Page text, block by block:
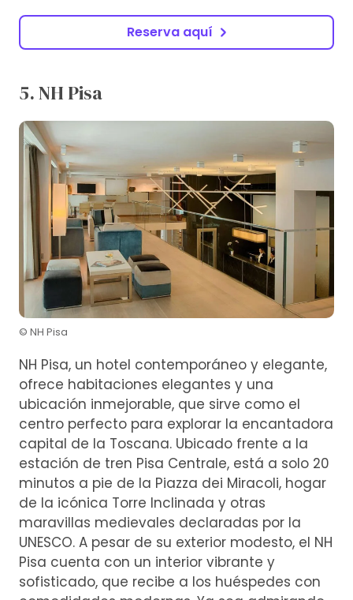
Reserva aquí
5. NH Pisa
© NH Pisa
NH Pisa, un hotel contemporáneo y elegante,
ofrece habitaciones elegantes y una
ubicación inmejorable, que sirve como el
centro perfecto para explorar la encantadora
capital de la Toscana. Ubicado frente a la
estación de tren Pisa Centrale, está a solo 20
minutos a pie de la Piazza dei Miracoli, hogar
de la icónica Torre Inclinada y otras
maravillas medievales declaradas por la
UNESCO. A pesar de su exterior modesto, el NH
Pisa cuenta con un interior vibrante y
sofisticado, que recibe a los huéspedes con